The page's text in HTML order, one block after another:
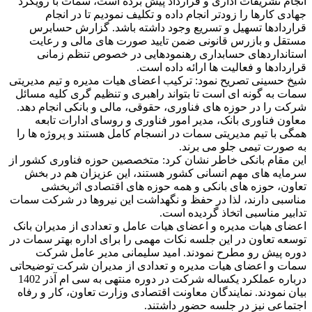
جهادی کارها را زودتر انجام داده و تکلیف نمودیم تا در انجام
قراردادها تسهیل و تسریع وجود داشته باشد. گزارش حسابرس
مستقل و بازرس قانونی ضمن تایید صورت های مالی و رعایت
استانداردهای حسابداری رهنمودهایی در خصوص تنظم زمانی
قراردادها و فعالیت ها ارائه داده است.
شیخ حسینی تصریح نمود: ترکیب اعضای هیات مدیره و تیم مدیریتی
سمات به گونه ای است تا بتواند راهبری و تنظیم گری کلیه مسائل
شرکت را در حوزه های فناوری، حقوقی، مالی و بانکی انجام دهد.
معاون فناوری بانک، مدیر امور فناوری و روسای ادارات تابعه
همگی با تیم مدیریتی سمات در انسجام کامل هستند و پروژه ها را
به صورت تیمی جلو می برند.
این مقام بانکی خاطر نشان کرد: متخصصین حوزه فناوری کشور از
سرمایه های مهم انسانی کشور هستند، این عزیزان هم در بخش
تعاون، حوزه های بانکی و همه حوزه های اقتصادی اثربخشی
مناسبی دارند، لذا در حفظ و نگهداشت این نیروها در شرکت سمات
تدابیر مناسبی اتخاذ گردیده است.
اعضای هیات مدیره و اعضای هیات عامل و تعدادی از مدیران بانک
توسعه تعاون در این جلسه نکات مهمی را برای اداره بهتر سمات در
دوره پیش رو مطرح نمودند. امید سلیمانی مدیر عامل شرکت
سمات و اعضای هیات مدیره و تعدادی از مدیران شرکت توضیحاتی
درباره عملکرد یکساله شرکت در دوره منتهی به سی ام آذر 1402
بیان نمودند. نمایندگان معاونت اقتصادی وزارت تعاون، کار و رفاه
اجتماعی نیز در جلسه حضور داشتند.